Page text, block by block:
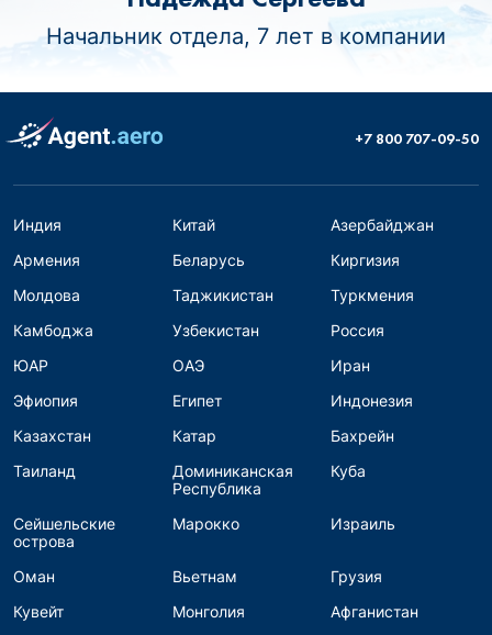
Начальник отдела, 7 лет в компании
+7 800 707-09-50
Индия Китай
Азербайджан
Армения
Беларусь
Киргизия
Молдова
Таджикистан
Туркмения
Камбоджа
Узбекистан
Россия
ЮАР
ОАЭ
Иран
Эфиопия
Египет
Индонезия
Казахстан
Катар
Бахрейн
Таиланд
Доминиканская
Республика
Куба
Сейшельские
острова
Марокко Израиль
Оман Вьетнам
Грузия
Кувейт
Монголия
Афганистан